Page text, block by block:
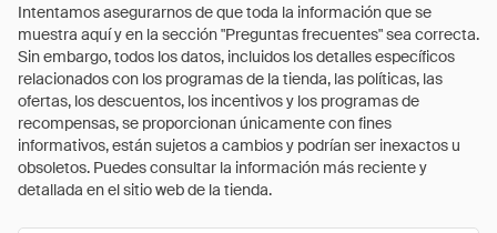
Intentamos asegurarnos de que toda la información que se
muestra aquí y en la sección "Preguntas frecuentes" sea correcta.
Sin embargo, todos los datos, incluidos los detalles específicos
relacionados con los programas de la tienda, las políticas, las
ofertas, los descuentos, los incentivos y los programas de
recompensas, se proporcionan únicamente con fines
informativos, están sujetos a cambios y podrían ser inexactos u
obsoletos. Puedes consultar la información más reciente y
detallada en el sitio web de la tienda.